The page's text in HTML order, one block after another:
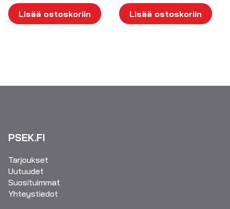
Lisää ostoskoriin Lisää ostoskoriin
PSEK.FI
Tarjoukset
Uutuudet
Suosituimmat
Yhteystiedot